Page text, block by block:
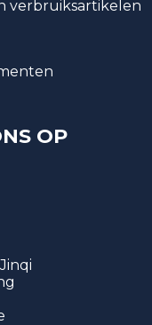
verbruiksartikelen
OP